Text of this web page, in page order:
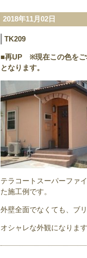
2018年11月02日
TK209
■再UP
※現在この色を
となります。
テラコートスーパーファ
た施工例です。
外壁全面でなくても、ブ
オシャレな外観になりま